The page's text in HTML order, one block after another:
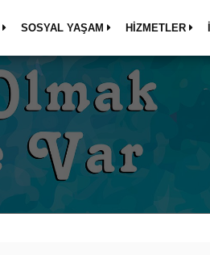
SOSYAL YAŞAM HİZMETLER